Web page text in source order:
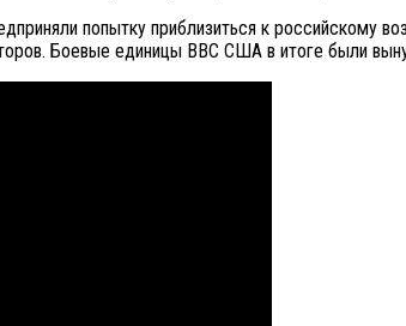
попытку приблизиться к российскому
Боевые единицы ВВС США в итоге были